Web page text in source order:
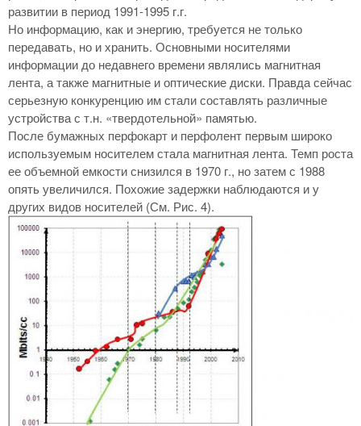
развитии в период 1991-1995 г.г.
Но информацию, как и энергию, требуется не только
передавать, но и хранить. Основными носителями
информации до недавнего времени являлись магнитная
лента, а также магнитные и оптические диски. Правда сейчас
серьезную конкуренцию им стали составлять различные
устройства с т.н. «твердотельной» памятью.
После бумажных перфокарт и перфолент первым широко
используемым носителем стала магнитная лента. Темп роста
ее объемной емкости снизился в 1970 г., но затем с 1988
опять увеличился. Похожие задержки наблюдаются и у
других видов носителей (См. Рис. 4).